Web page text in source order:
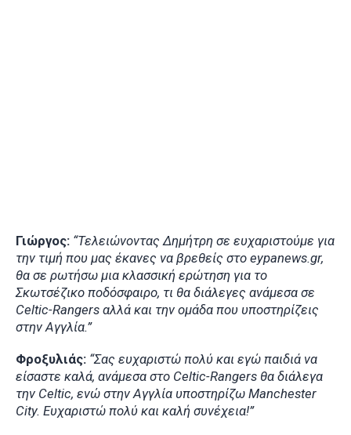
Γιώργος: “Τελειώνοντας Δημήτρη σε ευχαριστούμε για
την τιμή που μας έκανες να βρεθείς στο eypanews.gr,
θα σε ρωτήσω μια κλασσική ερώτηση για το
Σκωτσέζικο ποδόσφαιρο, τι θα διάλεγες ανάμεσα σε
Celtic-Rangers αλλά και την ομάδα που υποστηρίζεις
στην Αγγλία.”
Φροξυλιάς: “Σας ευχαριστώ πολύ και εγώ παιδιά να
είσαστε καλά, ανάμεσα στο Celtic-Rangers θα διάλεγα
την Celtic, ενώ στην Αγγλία υποστηρίζω Manchester
City. Ευχαριστώ πολύ και καλή συνέχεια!”